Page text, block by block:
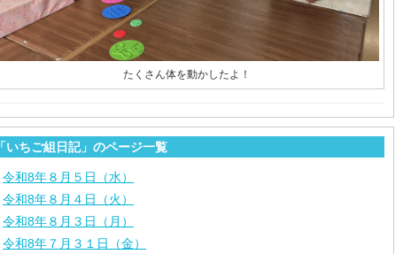
たくさん体を動かしたよ！
「いちご組日記」のページ一覧
令和8年８月５日（水）
令和8年８月４日（火）
令和8年８月３日（月）
令和8年７月３１日（金）